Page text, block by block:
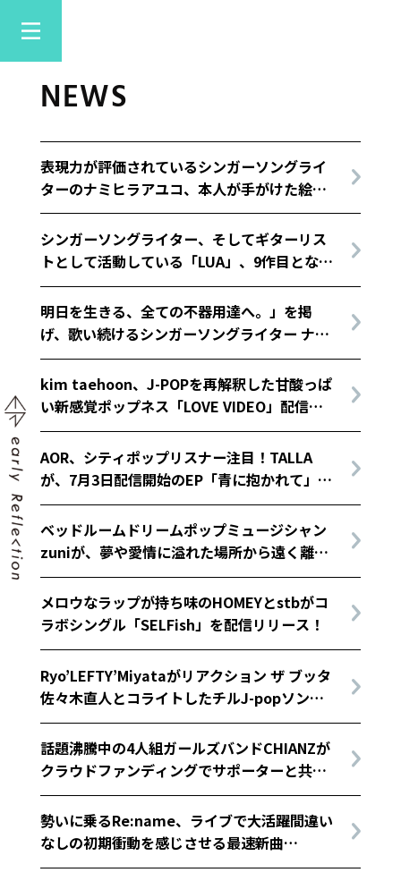
NEWS
表現力が評価されているシンガーソングライ
ターのナミヒラアユコ、本人が手がけた絵画
作品とアニメーションの展示、そして弾き語
りのライブに合わせて「私がいるよ」をリリ
ース！
シンガーソングライター、そしてギターリス
トとして活動している「LUA」、9作目となる
デジタルシングル「想定外」配信開始！
明日を生きる、全ての不器用達へ。」を掲
げ、歌い続けるシンガーソングライター ナギ
サワカリンが、映画「グッドバイ、バッドマ
ガジンズ」の主題歌となるDigital Single第
三弾『パレード』をリリース
kim taehoon、J-POPを再解釈した甘酸っぱ
い新感覚ポップネス「LOVE VIDEO」配信開
始！
AOR、シティポップリスナー注目！TALLA
が、7月3日配信開始のEP「青に抱かれて」よ
り新曲2曲のMVを公開
ベッドルームドリームポップミュージシャン
zuniが、夢や愛情に溢れた場所から遠く離れ
てしまった、もう戻らないであろう日々を描
いたニューシングルをリリース！
メロウなラップが持ち味のHOMEYとstbがコ
ラボシングル「SELFish」を配信リリース！
Ryo’LEFTY’Miyataがリアクション ザ ブッタ
佐々木直人とコライトしたチルJ-popソング
をリリース！
話題沸騰中の4人組ガールズバンドCHIANZが
クラウドファンディングでサポーターと共に
作ったEPをリリース！
勢いに乗るRe:name、ライブで大活躍間違い
なしの初期衝動を感じさせる最速新曲
「Living Fool」をデジタルリリース！